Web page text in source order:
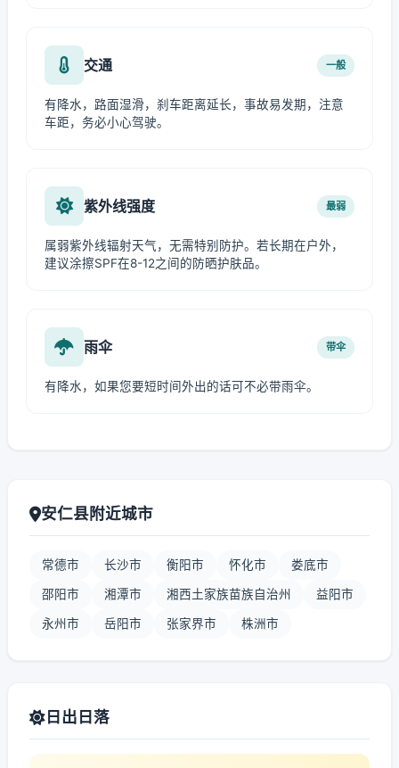
交通 一般
有降水，路面湿滑，刹车距离延长，事故易发期，注意
车距，务必小心驾驶。
紫外线强度 最弱
属弱紫外线辐射天气，无需特别防护。若长期在户外，
建议涂擦SPF在8-12之间的防晒护肤品。
雨伞 带伞
有降水，如果您要短时间外出的话可不必带雨伞。
安仁县附近城市
常德市 长沙市 衡阳市 怀化市 娄底市
邵阳市 湘潭市 湘西土家族苗族自治州 益阳市
永州市 岳阳市 张家界市 株洲市
日出日落